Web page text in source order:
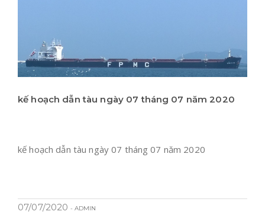
kế hoạch dẫn tàu ngày 07 tháng 07 năm 2020
kế hoạch dẫn tàu ngày 07 tháng 07 năm 2020
07/07/2020 - ADMIN